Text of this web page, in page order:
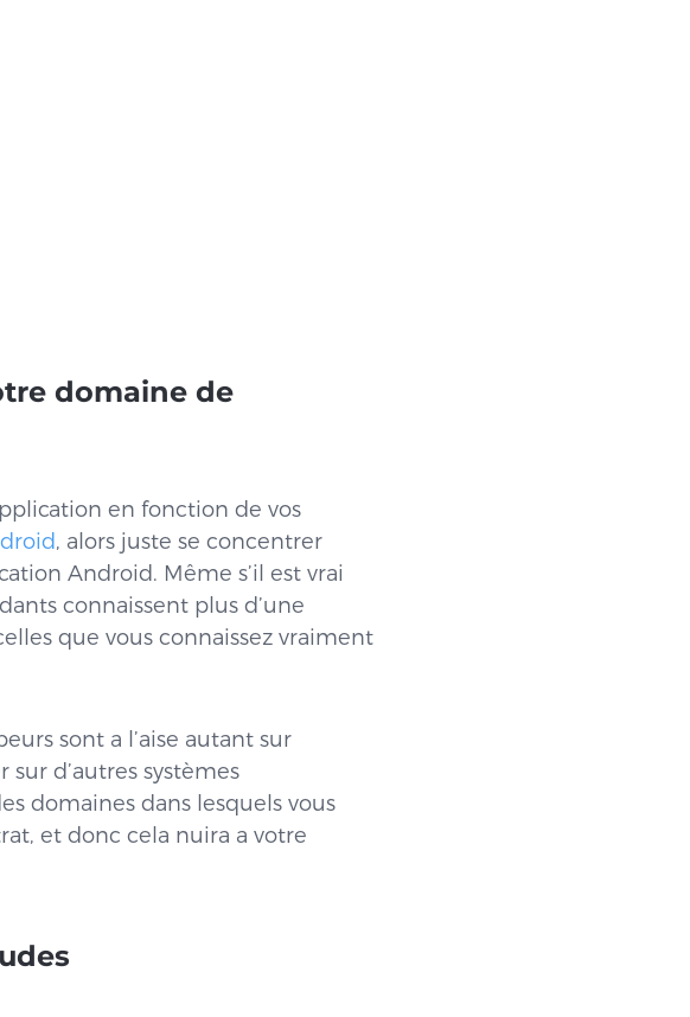
domaine de
en fonction de vos
, alors juste se concentrer
Android. Même s’il est vrai
connaissent plus d’une
que vous connaissez vraiment
sont a l’aise autant sur
d’autres systèmes
domaines dans lesquels vous
et donc cela nuira a votre